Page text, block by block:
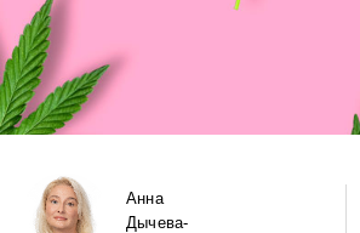
Анна
Дычева-